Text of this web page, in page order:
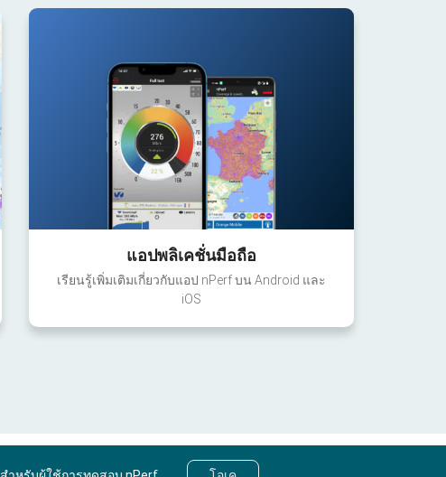
แอปพลิเคชั่นมือถือ
เรียนรู้เพิ่มเติมเกี่ยวกับแอป nPerf บน Android และ
iOS